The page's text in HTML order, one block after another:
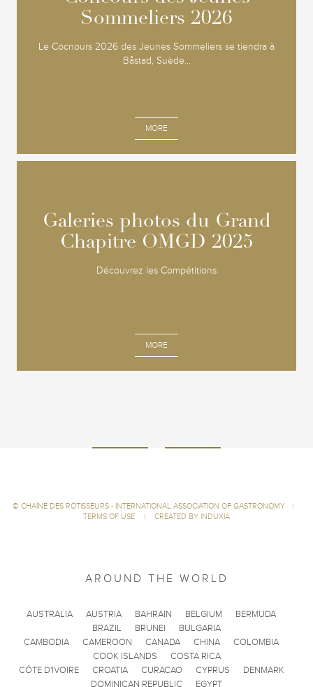
Sommeliers 2026
Le Cocnours 2026 des Jeunes Sommeliers se tiendra à
Båstad, Suède...
MORE
Sommeliers 2026
Galeries photos du Grand
Chapitre OMGD 2025
Découvrez les Compétitions
MORE
Galeries photos du Grand
Chapitre OMGD 2025
© CHAÎNE DES RÔTISSEURS - INTERNATIONAL ASSOCIATION OF GASTRONOMY
|
TERMS OF USE
| CREATED BY INDUXIA
AROUND THE WORLD
AUSTRALIA AUSTRIA BAHRAIN BELGIUM
BERMUDA
BRAZIL
BRUNEI
BULGARIA
CAMBODIA
CAMEROON CANADA CHINA
COLOMBIA
COOK ISLANDS
COSTA RICA
CÔTE D'IVOIRE
CROATIA CURACAO CYPRUS
DENMARK
DOMINICAN REPUBLIC
EGYPT